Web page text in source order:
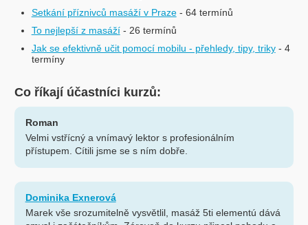
Setkání příznivců masáží v Praze - 64 termínů
To nejlepší z masáží - 26 termínů
Jak se efektivně učit pomocí mobilu - přehledy, tipy, triky - 4
termíny
Co říkají účastníci kurzů:
Roman
Velmi vstřícný a vnímavý lektor s profesionálním
přístupem. Cítili jsme se s ním dobře.
Dominika Exnerová
Marek vše srozumitelně vysvětlil, masáž 5ti elementú dává